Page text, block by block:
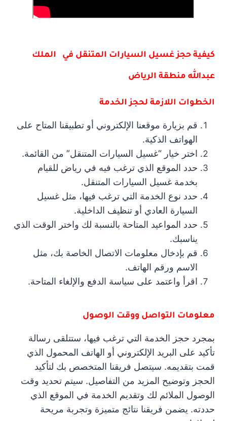
كيفية حجز غسيل السيارات المتنقل في الملك
عبدالله منطقة الرياض
الخطوات اللازمة لحجز الخدمة
قم بزيارة موقعنا الإلكتروني أو تطبيقنا المتاح على
الهواتف الذكية.
اختر خيار “غسيل السيارات المتنقل” من القائمة.
حدد الموقع الذي ترغب فيه في رياض للقيام
بخدمة غسيل السيارات المتنقل.
حدد نوع الخدمة التي ترغب فيها، مثل غسيل
السيارة العادي أو تنظيف الداخلية.
حدد المواعيد المتاحة بالنسبة لك واختر الوقت الذي
يناسبك.
قم بإدخال معلومات الاتصال الخاصة بك، مثل
الاسم ورقم الهاتف.
اقرأ واعتمد على سياسة الدفع والإلغاء المتاحة.
معلومات التواصل ووقت الوصول
بمجرد حجز الخدمة التي ترغب فيها، ستتلقى رسالة
تأكيد على البريد الإلكتروني أو الهاتف المحمول الذي
قمت بتقديمه. سيتصل فريقنا المتخصص بك لتأكيد
الحجز وتوضيح المزيد من التفاصيل. سيتم تحديد وقت
الوصول الملائم لك وتقديم الخدمة في الموقع الذي
حددته. يضمن فريقنا نتائج متميزة وتجربة مريحة